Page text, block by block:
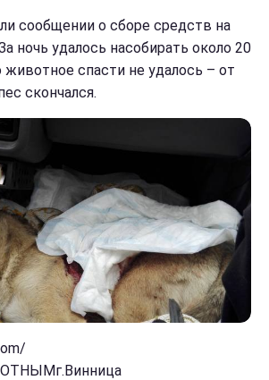
сообщении о сборе средств на
ночь удалось насобирать около 20
животное спасти не удалось – от
скончался.